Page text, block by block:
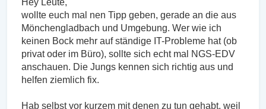
Hey Leute,
wollte euch mal nen Tipp geben, gerade an die aus
Mönchengladbach und Umgebung. Wer wie ich
keinen Bock mehr auf ständige IT-Probleme hat (ob
privat oder im Büro), sollte sich echt mal NGS-EDV
anschauen. Die Jungs kennen sich richtig aus und
helfen ziemlich fix.
Hab selbst vor kurzem mit denen zu tun gehabt, weil